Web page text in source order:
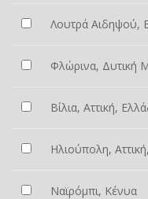
Λουτρά Αιδηψού,
Φλώρινα, Δυτική
Βίλια, Αττική,
Ηλιούπολη,
Ναϊρόμπι, Κένυα